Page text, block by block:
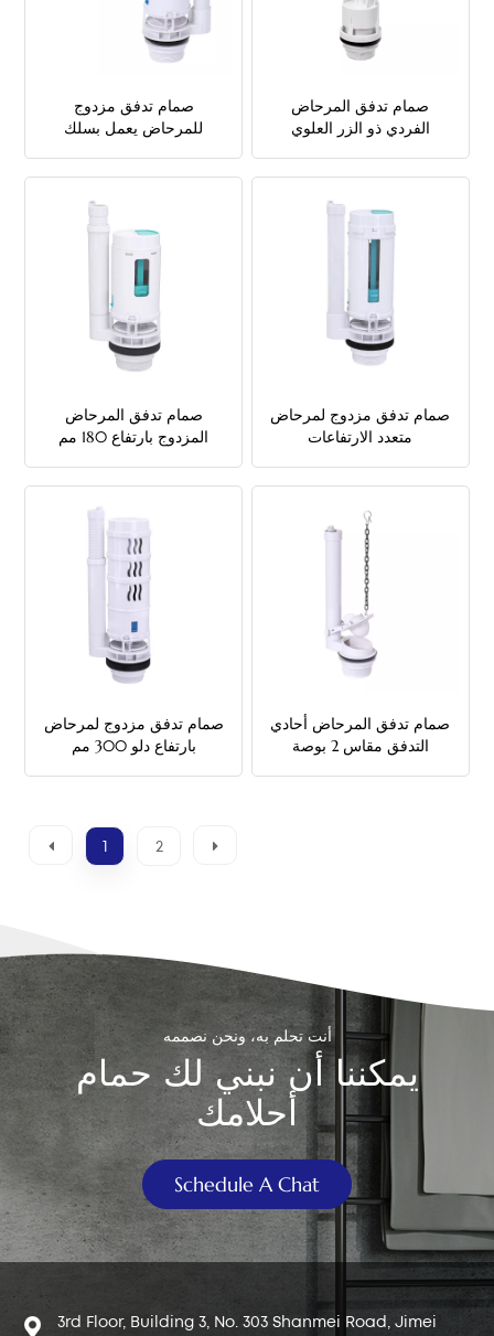
صمام تدفق مزدوج
للمرحاض يعمل بسلك
صمام تدفق المرحاض
الفردي ذو الزر العلوي
صمام تدفق المرحاض
المزدوج بارتفاع 180 مم
صمام تدفق مزدوج لمرحاض
متعدد الارتفاعات
صمام تدفق مزدوج لمرحاض
بارتفاع دلو 300 مم
صمام تدفق المرحاض أحادي
التدفق مقاس 2 بوصة
2
أنت تحلم به، ونحن نصممه
يمكننا أن نبني لك حمام
أحلامك
Schedule A Chat
3rd Floor, Building 3, No. 303 Shanmei Road, Jimei